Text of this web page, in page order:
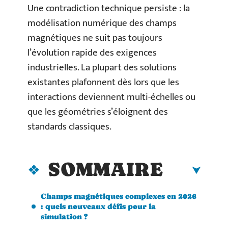
Une contradiction technique persiste : la
modélisation numérique des champs
magnétiques ne suit pas toujours
l’évolution rapide des exigences
industrielles. La plupart des solutions
existantes plafonnent dès lors que les
interactions deviennent multi-échelles ou
que les géométries s’éloignent des
standards classiques.
SOMMAIRE
Champs magnétiques complexes en 2026
: quels nouveaux défis pour la
simulation ?